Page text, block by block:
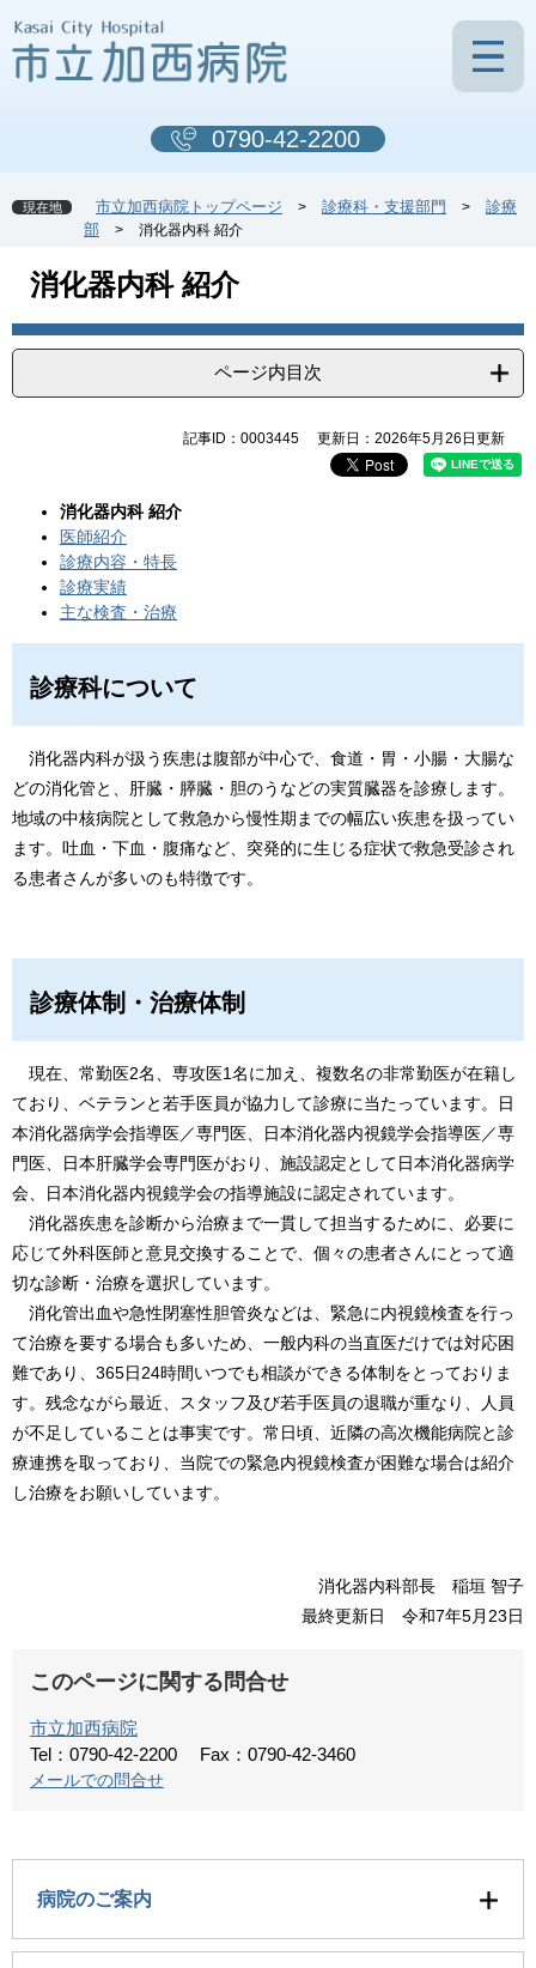
ー
ジ
。
ニ
ュ
て
0790-42-2200
現在地 市立加西病院トップページ > 診療科・支援部門 >
診療
部
> 消化器内科 紹介
消化器内科 紹介
ページ内目次
記事ID：0003445 更新日：2026年5月26日更新
消化器内科 紹介
医師紹介
診療内容・特長
診療実績
主な検査・治療
診療科について
消化器内科が扱う疾患は腹部が中心で、食道・胃・小腸・大腸な
どの消化管と、肝臓・膵臓・胆のうなどの実質臓器を診療します。
地域の中核病院として救急から慢性期までの幅広い疾患を扱ってい
ます。吐血・下血・腹痛など、突発的に生じる症状で救急受診され
る患者さんが多いのも特徴です。
診療体制・治療体制
現在、常勤医2名、専攻医1名に加え、複数名の非常勤医が在籍し
ており、ベテランと若手医員が協力して診療に当たっています。日
本消化器病学会指導医／専門医、日本消化器内視鏡学会指導医／専
門医、日本肝臓学会専門医がおり、施設認定として日本消化器病学
会、日本消化器内視鏡学会の指導施設に認定されています。
消化器疾患を診断から治療まで一貫して担当するために、必要に
応じて外科医師と意見交換することで、個々の患者さんにとって適
切な診断・治療を選択しています。
消化管出血や急性閉塞性胆管炎などは、緊急に内視鏡検査を行っ
て治療を要する場合も多いため、一般内科の当直医だけでは対応困
難であり、365日24時間いつでも相談ができる体制をとっておりま
す。残念ながら最近、スタッフ及び若手医員の退職が重なり、人員
が不足していることは事実です。常日頃、近隣の高次機能病院と診
療連携を取っており、当院での緊急内視鏡検査が困難な場合は紹介
し治療をお願いしています。
消化器内科部長 稲垣 智子
最終更新日 令和7年5月23日
このページに関する問合せ
市立加西病院
Tel：0790-42-2200
Fax：0790-42-3460
メールでの問合せ
病院のご案内